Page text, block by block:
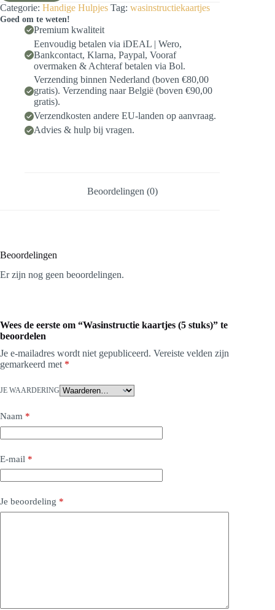
Categorie: Handige Hulpjes Tag: wasinstructiekaartjes
Goed om te weten!
Premium kwaliteit
Eenvoudig betalen via iDEAL | Wero,
Bankcontact, Klarna, Paypal, Vooraf
overmaken & Achteraf betalen via Bol.
Verzending binnen Nederland (boven €80,00
gratis). Verzending naar België (boven €90,00
gratis).
Verzendkosten andere EU-landen op aanvraag.
Advies & hulp bij vragen.
Beoordelingen (0)
Beoordelingen
Er zijn nog geen beoordelingen.
Wees de eerste om “Wasinstructie kaartjes (5 stuks)” te
beoordelen
Je e-mailadres wordt niet gepubliceerd. Vereiste velden zijn
gemarkeerd met *
JE WAARDERING
Naam *
E-mail *
Je beoordeling *